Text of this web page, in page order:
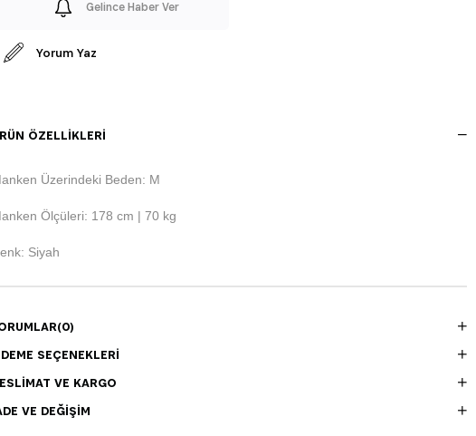
Gelince Haber Ver
Yorum Yaz
ÖZELLIKLERI
Üzerindeki Beden: M
Ölçüleri: 178 cm | 70 kg
Siyah
(0)
SEÇENEKLERI
VE KARGO
VE DEĞIŞIM